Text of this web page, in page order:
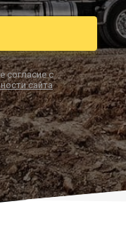
negabarit.ru
звонок
согласие с
сайта